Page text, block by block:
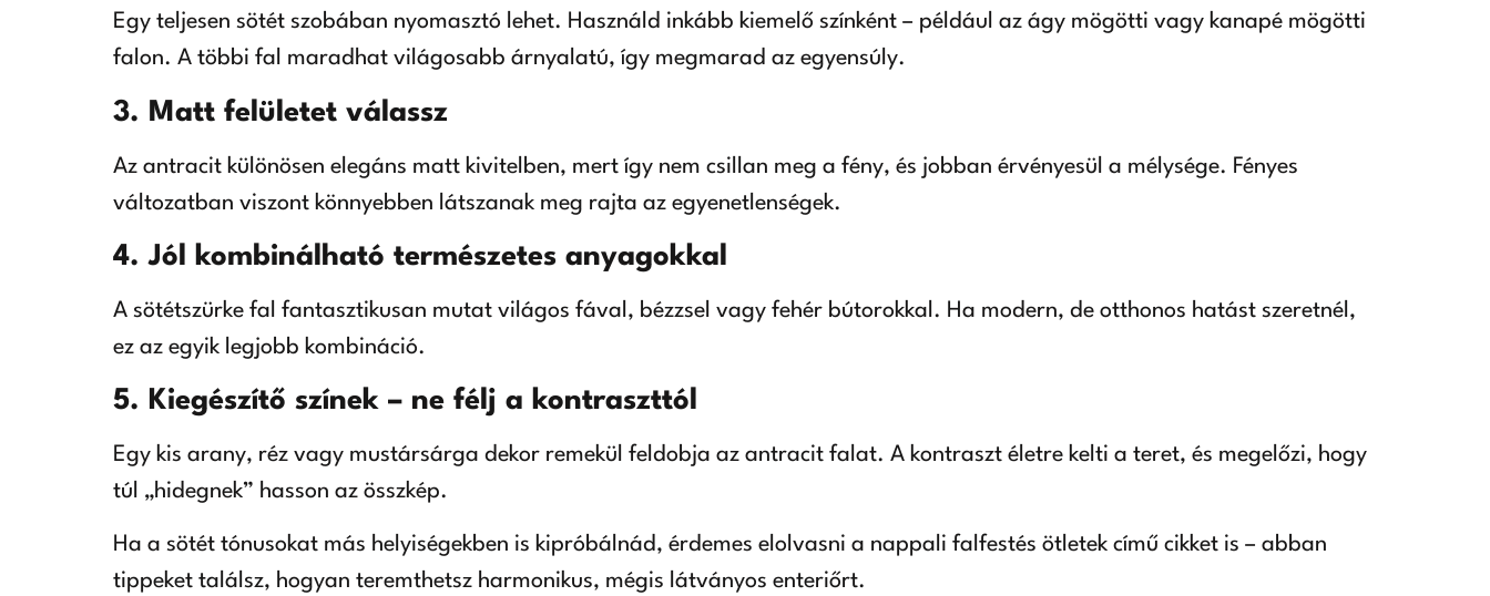
Egy teljesen sötét szobában nyomasztó lehet. Használd inkább kiemelő színként – például az ágy mögötti vagy kanapé mögötti
falon. A többi fal maradhat világosabb árnyalatú, így megmarad az egyensúly.
3. Matt felületet válassz
Az antracit különösen elegáns matt kivitelben, mert így nem csillan meg a fény, és jobban érvényesül a mélysége. Fényes
változatban viszont könnyebben látszanak meg rajta az egyenetlenségek.
4. Jól kombinálható természetes anyagokkal
A sötétszürke fal fantasztikusan mutat világos fával, bézzsel vagy fehér bútorokkal. Ha modern, de otthonos hatást szeretnél,
ez az egyik legjobb kombináció.
5. Kiegészítő színek – ne félj a kontraszttól
Egy kis arany, réz vagy mustársárga dekor remekül feldobja az antracit falat. A kontraszt életre kelti a teret, és megelőzi, hogy
túl „hidegnek” hasson az összkép.
Ha a sötét tónusokat más helyiségekben is kipróbálnád, érdemes elolvasni a nappali falfestés ötletek című cikket is – abban
tippeket találsz, hogyan teremthetsz harmonikus, mégis látványos enteriőrt.